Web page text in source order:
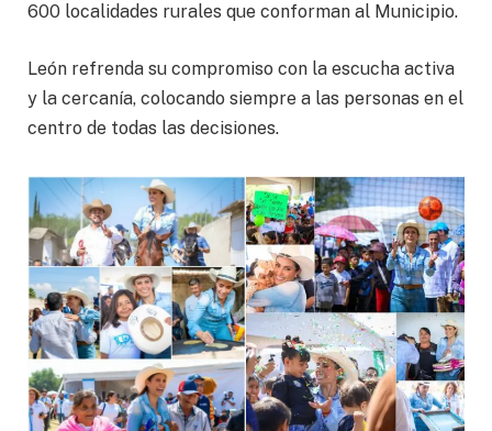
600 localidades rurales que conforman al Municipio.
León refrenda su compromiso con la escucha activa
y la cercanía, colocando siempre a las personas en el
centro de todas las decisiones.